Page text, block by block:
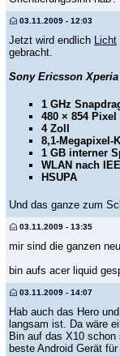
03.11.2009 - 12:03
Jetzt wird endlich Licht
gebracht.
Sony Ericsson Xperia
1 GHz
480 × 854 Pixel
4 Zoll
8,1-Megapixel-
1 GB interner
WLAN nach
HSUPA
Und das ganze zum
03.11.2009 - 13:35
mir sind die ganzen
bin aufs acer liquid
03.11.2009 - 14:07
Hab auch das Hero
langsam ist. Da wäre
Bin auf das X10 schon
beste Android Gerät für